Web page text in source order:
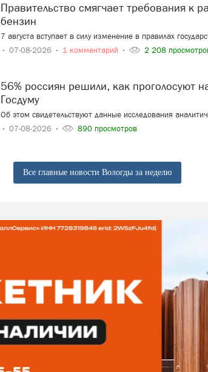
Правительство смягчает требования к расчёту цен на
бензин
7 августа вступает в силу изменение в правилах
07-08-2026
1 комментарий 2 208
56% россиян решили, как проголосуют на выборах в
Госдуму
Об этом свидетельствуют данные исследования
07-08-2026
890 просмотров
Все главные новости Вологды за неделю